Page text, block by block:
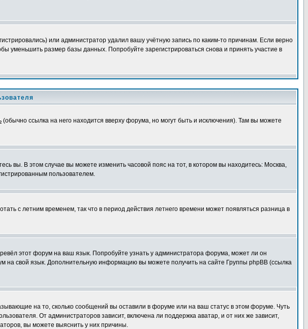
или администратор удалил вашу учётную запись по каким-то причинам. Если верно
уменьшить размер базы данных. Попробуйте зарегистрироваться снова и принять участие в
(обычно ссылка на него находится вверху форума, но могут быть и исключения). Там вы можете
вы. В этом случае вы можете изменить часовой пояс на тот, в котором вы находитесь: Москва,
пользователем.
с летним временем, так что в период действия летнего времени может появляться разница в
этот форум на ваш язык. Попробуйте узнать у администратора форума, может ли он
на свой язык. Дополнительную информацию вы можете получить на сайте Группы phpBB (ссылка
на то, сколько сообщений вы оставили в форуме или на ваш статус в этом форуме. Чуть
От администраторов зависит, включена ли поддержка аватар, и от них же зависит,
вы можете выяснить у них причины.